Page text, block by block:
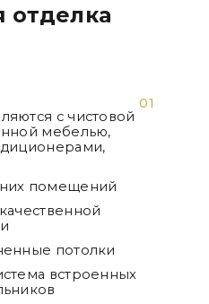
отделка
01
с чистовой
мебелью,
помещений
потолки
встроенных